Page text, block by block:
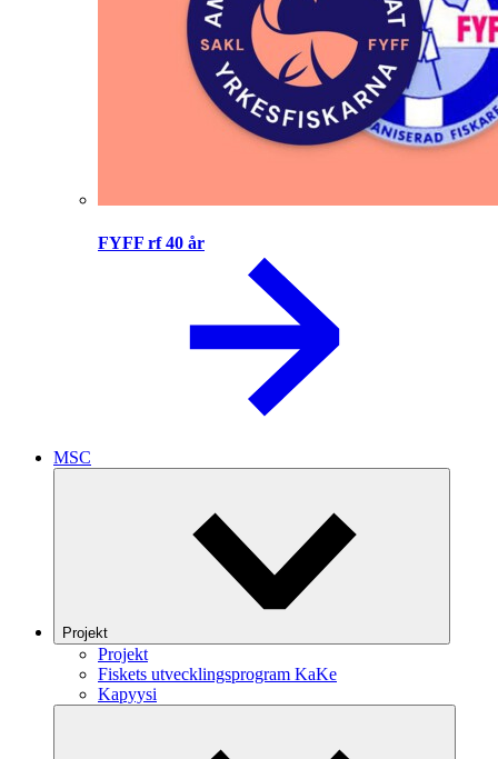
FYFF rf 40 år
MSC
Projekt
Projekt
Fiskets utvecklingsprogram KaKe
Kapyysi